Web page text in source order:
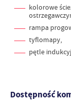
kolorowe
rampa
tyflomapy,
pętle
Dostępność